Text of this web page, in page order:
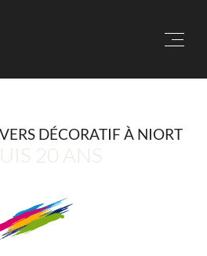
DÉCORATIF À NIORT
20 ANS